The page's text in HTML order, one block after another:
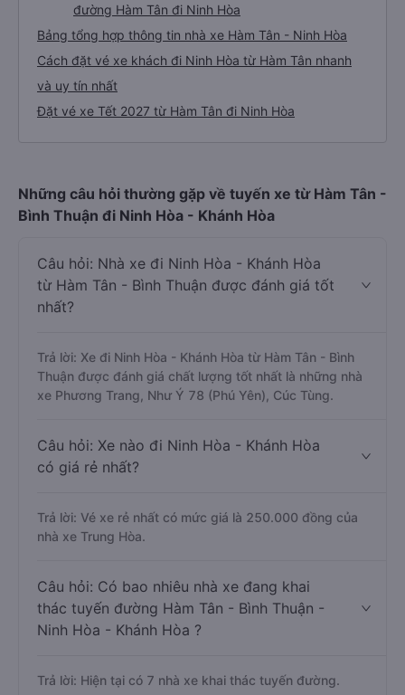
đường Hàm Tân đi Ninh Hòa
Bảng tổng hợp thông tin nhà xe Hàm Tân - Ninh Hòa
Cách đặt vé xe khách đi Ninh Hòa từ Hàm Tân nhanh
và uy tín nhất
Đặt vé xe Tết 2027 từ Hàm Tân đi Ninh Hòa
Những câu hỏi thường gặp về tuyến xe từ Hàm Tân -
Bình Thuận đi Ninh Hòa - Khánh Hòa
Câu hỏi: Nhà xe đi Ninh Hòa - Khánh Hòa
từ Hàm Tân - Bình Thuận được đánh giá tốt
nhất?
Trả lời: Xe đi Ninh Hòa - Khánh Hòa từ Hàm Tân - Bình
Thuận được đánh giá chất lượng tốt nhất là những nhà
xe Phương Trang, Như Ý 78 (Phú Yên), Cúc Tùng.
Câu hỏi: Xe nào đi Ninh Hòa - Khánh Hòa
có giá rẻ nhất?
Trả lời: Vé xe rẻ nhất có mức giá là 250.000 đồng của
nhà xe Trung Hòa.
Câu hỏi: Có bao nhiêu nhà xe đang khai
thác tuyến đường Hàm Tân - Bình Thuận -
Ninh Hòa - Khánh Hòa ?
Trả lời: Hiện tại có 7 nhà xe khai thác tuyến đường.